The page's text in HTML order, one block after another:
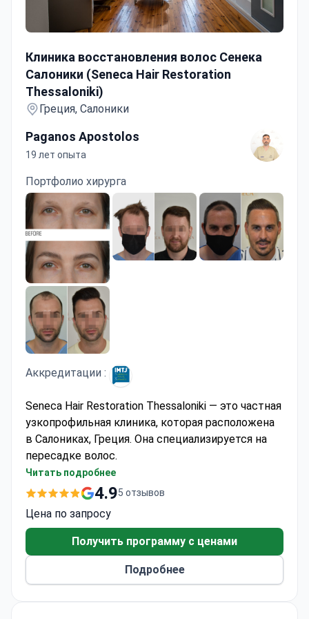
Клиника восстановления волос Сенека
Салоники (Seneca Hair Restoration
Thessaloniki)
Греция, Салоники
Paganos Apostolos
19 лет опыта
Портфолио хирурга
Аккредитации :
Seneca Hair Restoration Thessaloniki — это частная
узкопрофильная клиника, которая расположена
в Салониках, Греция. Она специализируется на
пересадке волос.
Эффективность и качество услуг Seneca Hair
Restoration подтверждают такие награды: Best
Patient Service Award. Международный журнал о
медицинских путешествиях IMTJ
признал медицинское учреждение
"Международной клиникой года по пересадке
волос".
Читать подробнее
4.95 отзывов
Цена по запросу
Получить программу с ценами
Подробнее